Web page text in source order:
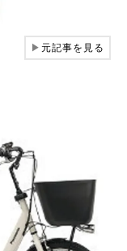
▶元記事を見る